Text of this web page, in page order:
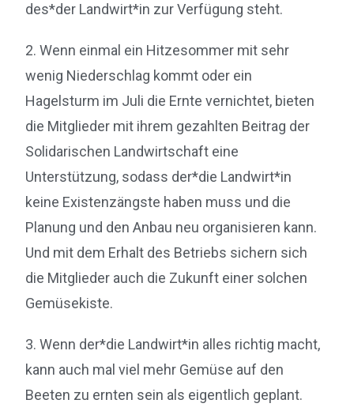
des*der Landwirt*in zur Verfügung steht.
2. Wenn einmal ein Hitzesommer mit sehr
wenig Niederschlag kommt oder ein
Hagelsturm im Juli die Ernte vernichtet, bieten
die Mitglieder mit ihrem gezahlten Beitrag der
Solidarischen Landwirtschaft eine
Unterstützung, sodass der*die Landwirt*in
keine Existenzängste haben muss und die
Planung und den Anbau neu organisieren kann.
Und mit dem Erhalt des Betriebs sichern sich
die Mitglieder auch die Zukunft einer solchen
Gemüsekiste.
3. Wenn der*die Landwirt*in alles richtig macht,
kann auch mal viel mehr Gemüse auf den
Beeten zu ernten sein als eigentlich geplant.